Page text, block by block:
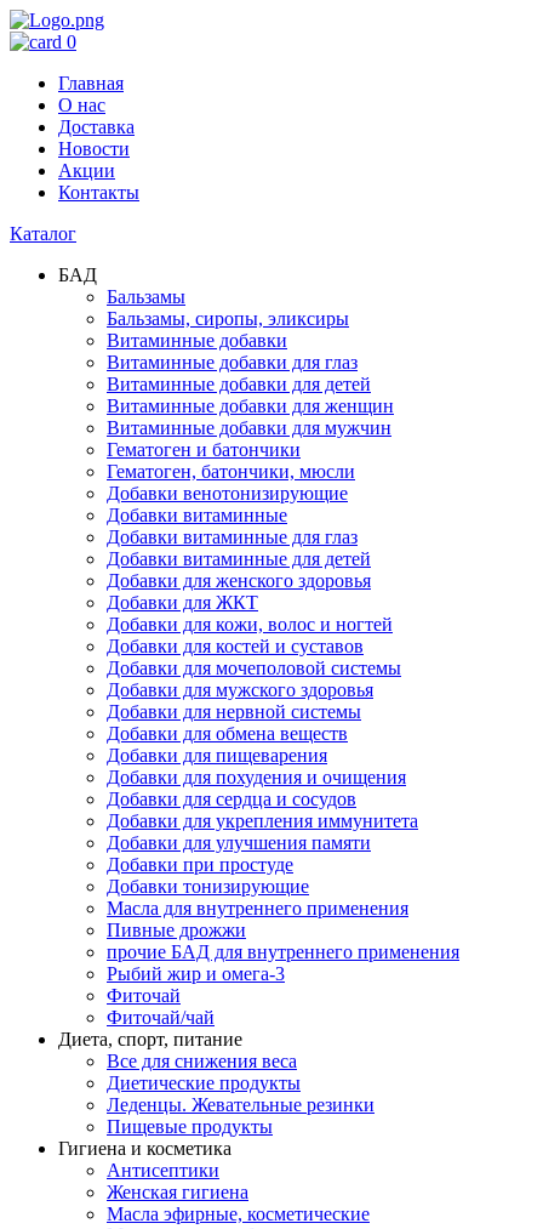
0
Главная
О нас
Доставка
Новости
Акции
Контакты
Каталог
БАД
Бальзамы
Бальзамы, сиропы, эликсиры
Витаминные добавки
Витаминные добавки для глаз
Витаминные добавки для детей
Витаминные добавки для женщин
Витаминные добавки для мужчин
Гематоген и батончики
Гематоген, батончики, мюсли
Добавки венотонизирующие
Добавки витаминные
Добавки витаминные для глаз
Добавки витаминные для детей
Добавки для женского здоровья
Добавки для ЖКТ
Добавки для кожи, волос и ногтей
Добавки для костей и суставов
Добавки для мочеполовой системы
Добавки для мужского здоровья
Добавки для нервной системы
Добавки для обмена веществ
Добавки для пищеварения
Добавки для похудения и очищения
Добавки для сердца и сосудов
Добавки для укрепления иммунитета
Добавки для улучшения памяти
Добавки при простуде
Добавки тонизирующие
Масла для внутреннего применения
Пивные дрожжи
прочие БАД для внутреннего применения
Рыбий жир и омега-3
Фиточай
Фиточай/чай
Диета, спорт, питание
Все для снижения веса
Диетические продукты
Леденцы. Жевательные резинки
Пищевые продукты
Гигиена и косметика
Антисептики
Женская гигиена
Масла эфирные, косметические